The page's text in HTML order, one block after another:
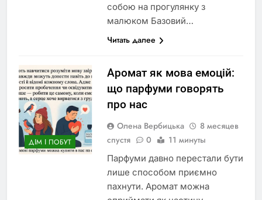
собою на прогулянку з
малюком Базовий…
Читать далее
ДІМ І ПОБУТ
Аромат як мова емоцій:
що парфуми говорять
про нас
Олена Вербицька
8 месяцев
спустя
0 11 минуты
Парфуми давно перестали бути
лише способом приємно
пахнути. Аромат можна